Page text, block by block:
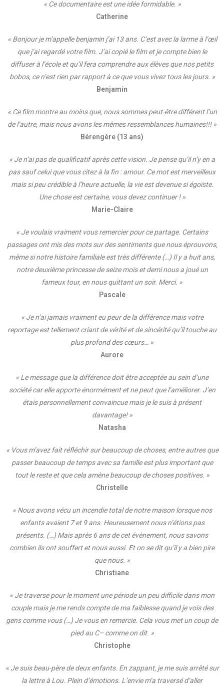
« Ce documentaire est une idée formidable. »
Catherine
« Bonjour je m’appelle benjamin j’ai 13 ans. C’est avec la larme à l’œil
que j’ai regardé votre film. J’ai copié le film et je compte bien le
diffuser à l’école et qu’il fera comprendre aux élèves que nos petits
bobos, ce n’est rien par rapport à ce que vous vivez tous les jours. »
Benjamin
« Ce film montre au moins que, nous sommes peut-être différent l’un
de l’autre, mais nous avons les mêmes ressemblances humaines!!! »
Bérengère (13 ans)
« Je n’ai pas de qualificatif après cette vision. Je pense qu’il n’y en a
pas sauf celui que vous citez à la fin : amour. Ce mot est merveilleux
mais si peu crédible à l’heure actuelle, la vie est devenue si égoïste.
Une chose est certaine, vous devez continuer ! »
Marie-Claire
« Je voulais vraiment vous remercier pour ce partage. Certains
passages ont mis des mots sur des sentiments que nous éprouvons,
même si notre histoire familiale est très différente (…) Il y a huit ans,
notre deuxième princesse de seize mois et demi nous a joué un
fameux tour, en nous quittant un soir. Merci. »
Pascale
« Je n’ai jamais vraiment eu peur de la différence mais votre
reportage est tellement criant de vérité et de sincérité qu’il touche au
plus profond des cœurs… »
Aurore
« Le message que la différence doit être acceptée au sein d’une
société car elle apporte énormément et ne peut que l’améliorer. J’en
étais personnellement convaincue mais je le suis à présent
davantage! »
Natasha
« Vous m’avez fait réfléchir sur beaucoup de choses, entre autres que
passer beaucoup de temps avec sa famille est plus important que
tout le reste et que cela amène beaucoup de choses positives. »
Christelle
« Nous avons vécu un incendie total de notre maison lorsque nos
enfants avaient 7 et 9 ans. Heureusement nous n’étions pas
présents. (…) Mais après 6 ans de cet évènement, nous savons
combien ils ont souffert et nous aussi. Et on se dit qu’il y a bien pire
que nous. »
Christiane
« Je traverse pour le moment une période un peu difficile dans mon
couple mais je me rends compte de ma faiblesse quand je vois des
gens comme vous (…) Je vous en remercie. Cela vous met un coup de
pied au C– comme on dit. »
Christophe
« Je suis beau-père de deux enfants. En zappant, je me suis arrêté sur
la lettre à Lou. Plein d’émotions. L’envie m’a traversé d’aller